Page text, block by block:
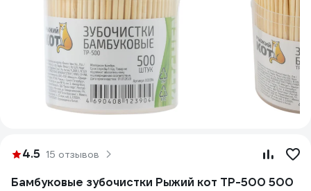
4.5 15 отзывов
Бамбуковые зубочистки Рыжий кот TP-500 500